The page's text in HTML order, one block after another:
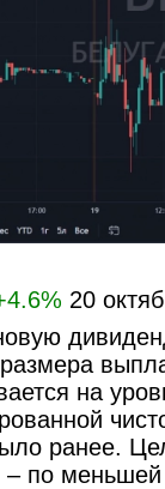
20
на
ранее.
– по